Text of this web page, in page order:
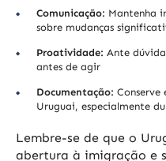
Comunicação: Mantenha
sobre mudanças
Proatividade: Ante
antes de agir
Documentação: Conserve
Uruguai, especialmente
Lembre-se de que o
abertura à imigração e